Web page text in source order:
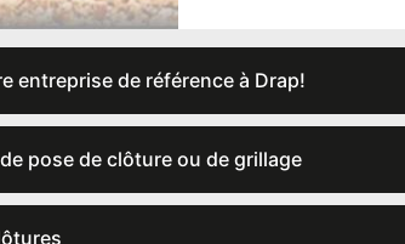
entreprise de référence à Drap!
pose de clôture ou de grillage